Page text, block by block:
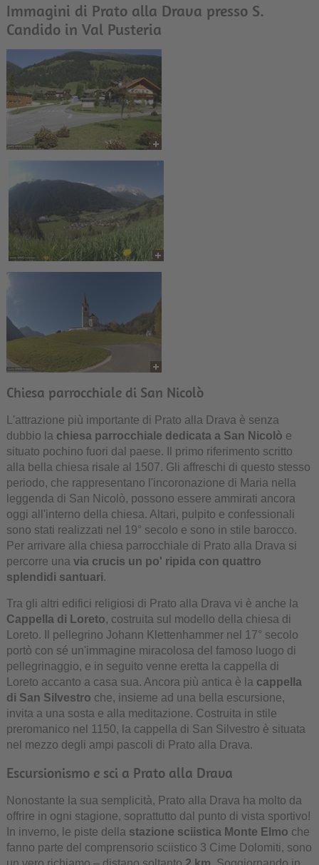
Immagini di Prato alla Drava presso S.
Candido in Val Pusteria
Chiesa parrocchiale di San Nicolò
L'attrazione più importante di Prato alla Drava è senza
dubbio la chiesa parrocchiale dedicata a San Nicolò e
situato pochino fuori dal paese. Il primo riferimento scritto
alla bella chiesa risale al 1507. Gli affreschi di questo stesso
periodo, che rappresentano l'incoronazione di Maria nella
leggenda di San Nicolò, possono essere ammirati ancora
oggi all'interno della chiesa. Altari, pulpito e confessionali
sono stati realizzati nel 19° secolo e sono in stile barocco.
Per arrivare alla chiesa parrocchiale di Prato alla Drava si
percorre una via crucis un po' ripida con quattro
splendidi santuari.
Tra gli altri edifici religiosi di Prato alla Drava vi è anche la
Cappella di Loreto, costruita sul modello della chiesa di
Loreto. Il pellegrino Johann Klettenhammer nel 17° secolo
portò con sé un'immagine miracolosa del famoso luogo di
pellegrinaggio, e in seguito venne eretta la cappella di
Loreto accanto a casa sua. Ancora più antica è la cappella
di San Silvestro che, insieme ad una bella escursione,
invita a una sosta e alla meditazione. Costruita in stile
preromanico nel 1150, la cappella di San Silvestro è situata
nel mezzo degli ampi pascoli di Prato alla Drava.
Escursionismo e sci a Prato alla Drava
Nonostante la sua semplicità, Prato alla Drava ha molto da
offrire in ogni stagione, soprattutto dal punto di vista sportivo!
In inverno, le piste della stazione sciistica Monte Elmo che
fanno parte del comprensorio sciistico 3 Cime Dolomiti, sono